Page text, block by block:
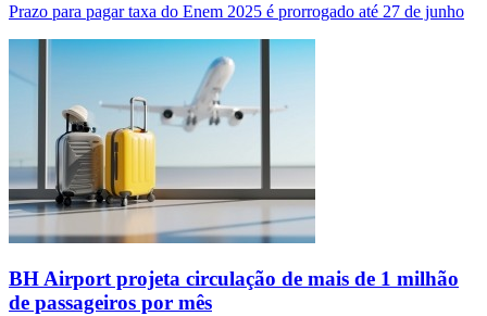
Prazo para pagar taxa do Enem 2025 é prorrogado até 27 de junho
BH Airport projeta circulação de mais de 1 milhão
de passageiros por mês